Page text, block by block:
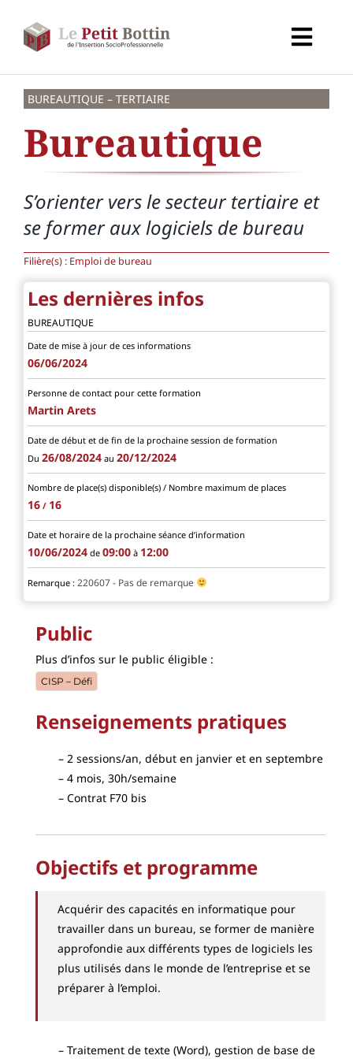
contenu
Types d’organismes
Secteurs
Partenaires
À propos de CALIF
BUREAUTIQUE – TERTIAIRE
Bureautique
S’orienter vers le secteur tertiaire et
se former aux logiciels de bureau
Filière(s) : Emploi de bureau
Les dernières infos
BUREAUTIQUE
Date de mise à jour de ces informations
06/06/2024
Personne de contact pour cette formation
Martin Arets
Date de début et de fin de la prochaine session de formation
Du 26/08/2024au 20/12/2024
Nombre de place(s) disponible(s) / Nombre maximum de places
16 / 16
Date et horaire de la prochaine séance d’information
10/06/2024 de 09:00 à 12:00
Remarque : 220607 - Pas de remarque
Public
Plus d’infos sur le public éligible :
CISP – Défi
Renseignements pratiques
2 sessions/an, début en janvier et en septembre
4 mois, 30h/semaine
Contrat F70 bis
Objectifs et programme
Acquérir des capacités en informatique pour
travailler dans un bureau, se former de manière
approfondie aux différents types de logiciels les
plus utilisés dans le monde de l’entreprise et se
préparer à l’emploi.
Traitement de texte (Word), gestion de base de